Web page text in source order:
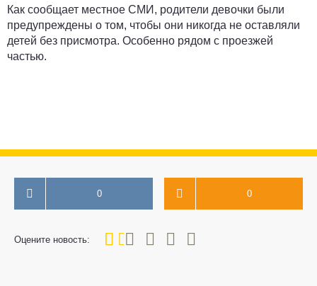
Как сообщает местное СМИ, родители девочки были
предупреждены о том, чтобы они никогда не оставляли
детей без присмотра. Особенно рядом с проезжей
частью.
0 0
Оцените новость:
20
1 3 4 5